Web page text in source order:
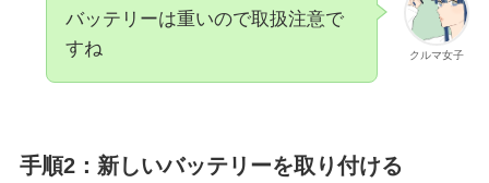
クルマ女子
バッテリーは重いので取扱注意で
すね
手順2：新しいバッテリーを取り付ける